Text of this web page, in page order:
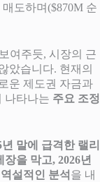
매도하며($870M 순
여주듯, 시장의 근
았습니다. 현재의
운 제도권 자금과
나타나는 주요 조정
말에 급격한 랠리
을 막고, 2026년
설적인 분석 을 내